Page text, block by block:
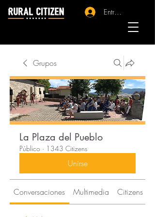
Entrar - Registro
Grupos
La Plaza del Pueblo
Público · 1343 Citizens
Unirse
Conversaciones Multimedia Citizens